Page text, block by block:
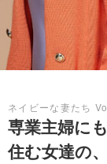
ネイビーな妻たち
専業主婦に
住む女達の